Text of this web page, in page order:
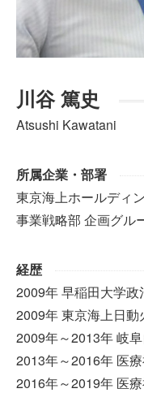
川谷 篤史
Atsushi Kawatani
所属企業・部署
東京海上ホールディ
事業戦略部 企画グル
経歴
2009年 早稲田大学
2009年 東京海上日
2009年～2013年 岐
2013年～2016年 医
2016年～2019年 医